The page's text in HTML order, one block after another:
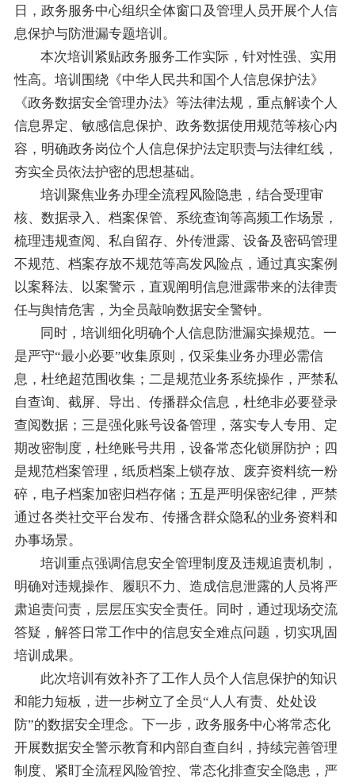
日，政务服务中心组织全体窗口及管理人员开展个人信
息保护与防泄漏专题培训。
本次培训紧贴政务服务工作实际，针对性强、实用
性高。培训围绕《中华人民共和国个人信息保护法》
《政务数据安全管理办法》等法律法规，重点解读个人
信息界定、敏感信息保护、政务数据使用规范等核心内
容，明确政务岗位个人信息保护法定职责与法律红线，
夯实全员依法护密的思想基础。
培训聚焦业务办理全流程风险隐患，结合受理审
核、数据录入、档案保管、系统查询等高频工作场景，
梳理违规查阅、私自留存、外传泄露、设备及密码管理
不规范、档案存放不规范等高发风险点，通过真实案例
以案释法、以案警示，直观阐明信息泄露带来的法律责
任与舆情危害，为全员敲响数据安全警钟。
同时，培训细化明确个人信息防泄漏实操规范。一
是严守“最小必要”收集原则，仅采集业务办理必需信
息，杜绝超范围收集；二是规范业务系统操作，严禁私
自查询、截屏、导出、传播群众信息，杜绝非必要登录
查阅数据；三是强化账号设备管理，落实专人专用、定
期改密制度，杜绝账号共用，设备常态化锁屏防护；四
是规范档案管理，纸质档案上锁存放、废弃资料统一粉
碎，电子档案加密归档存储；五是严明保密纪律，严禁
通过各类社交平台发布、传播含群众隐私的业务资料和
办事场景。
培训重点强调信息安全管理制度及违规追责机制，
明确对违规操作、履职不力、造成信息泄露的人员将严
肃追责问责，层层压实安全责任。同时，通过现场交流
答疑，解答日常工作中的信息安全难点问题，切实巩固
培训成果。
此次培训有效补齐了工作人员个人信息保护的知识
和能力短板，进一步树立了全员“人人有责、处处设
防”的数据安全理念。下一步，政务服务中心将常态化
开展数据安全警示教育和内部自查自纠，持续完善管理
制度、紧盯全流程风险管控、常态化排查安全隐患，严